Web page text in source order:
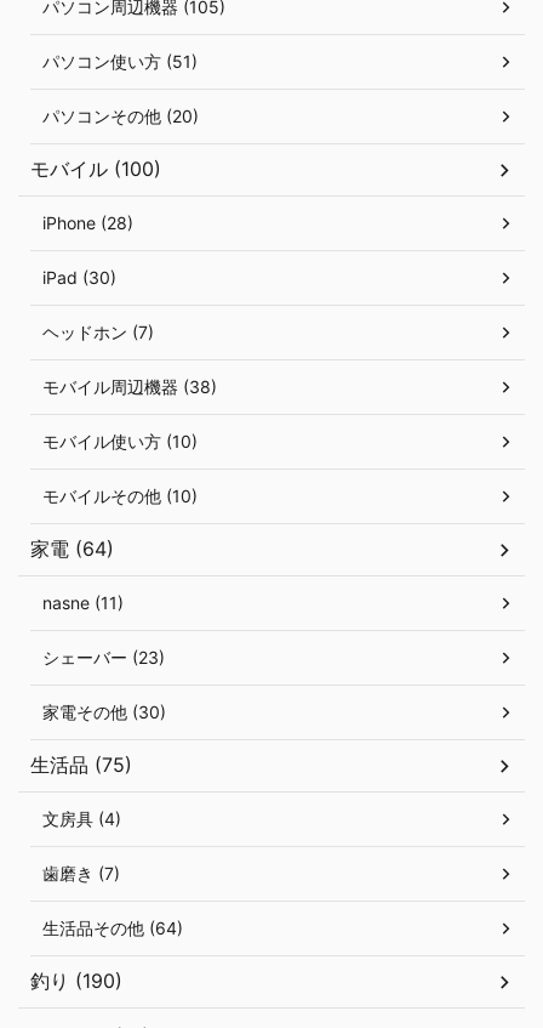
パソコン周辺機器 (105)
パソコン使い方 (51)
パソコンその他 (20)
モバイル (100)
iPhone (28)
iPad (30)
ヘッドホン (7)
モバイル周辺機器 (38)
モバイル使い方 (10)
モバイルその他 (10)
家電 (64)
nasne (11)
シェーバー (23)
家電その他 (30)
生活品 (75)
文房具 (4)
歯磨き (7)
生活品その他 (64)
釣り (190)